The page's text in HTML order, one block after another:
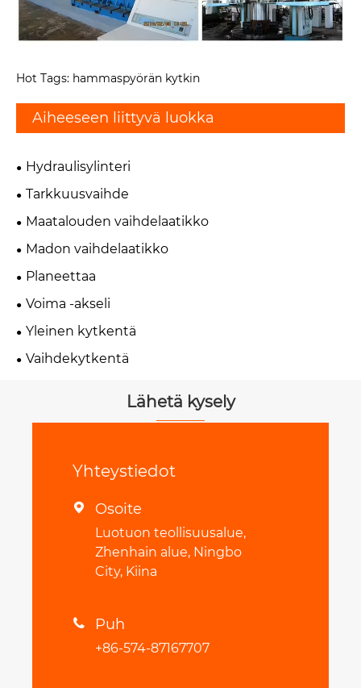
Hot Tags: hammaspyörän kytkin
Aiheeseen liittyvä luokka
Hydraulisylinteri
Tarkkuusvaihde
Maatalouden vaihdelaatikko
Madon vaihdelaatikko
Planeettaa
Voima -akseli
Yleinen kytkentä
Vaihdekytkentä
Lähetä kysely
Yhteystiedot
 Osoite
Luotuon teollisuusalue,
Zhenhain alue, Ningbo
City, Kiina
 Puh
+86-574-87167707